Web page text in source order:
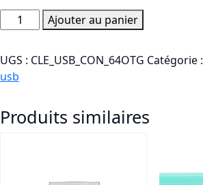
quantité
de
USB3.2
64Go
CONNEX
Ajouter au panier
UGS : CLE_USB_CON_64OTG Catégorie :
usb
Produits similaires